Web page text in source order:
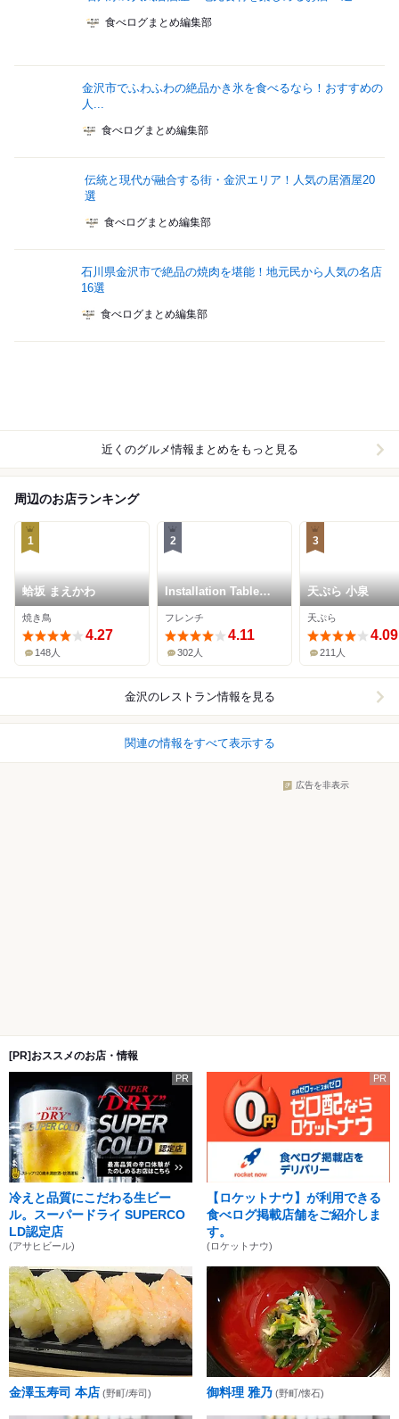
食べログまとめ編集部
金沢市でふわふわの絶品かき氷を食べるなら！おすすめの
人...
食べログまとめ編集部
伝統と現代が融合する街・金沢エリア！人気の居酒屋20
選
食べログまとめ編集部
石川県金沢市で絶品の焼肉を堪能！地元民から人気の名店
16選
食べログまとめ編集部
近くのグルメ情報まとめをもっと見る
周辺のお店ランキング
1
蛤坂 まえかわ
焼き鳥
4.27
148人
2
Installation Table
ENSO L'asymetrie
du calme
フレンチ
4.11
302人
3
天ぷら 小泉
天ぷら
4.09
211人
金沢のレストラン情報を見る
関連の情報をすべて表示する
広告を非表示
[PR]おススメのお店・情報
PR
冷えと品質にこだわる生ビー
ル。スーパードライ SUPERCO
LD認定店
(アサヒビール)
PR
【ロケットナウ】が利用できる
食べログ掲載店舗をご紹介しま
す。
(ロケットナウ)
金澤玉寿司 本店 (野町/寿司) 御料理 雅乃 (野町/懐石)